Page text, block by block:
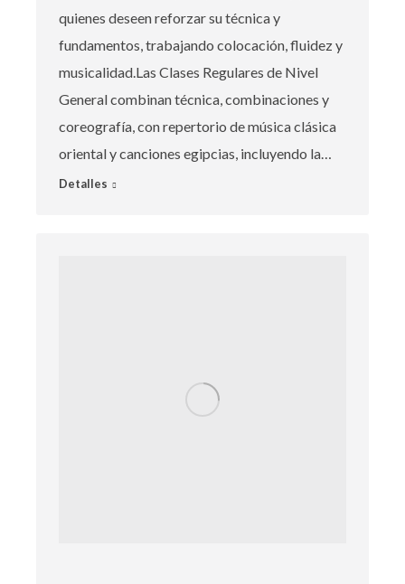
quienes deseen reforzar su técnica y
fundamentos, trabajando colocación, fluidez y
musicalidad.Las Clases Regulares de Nivel
General combinan técnica, combinaciones y
coreografía, con repertorio de música clásica
oriental y canciones egipcias, incluyendo la…
Detalles